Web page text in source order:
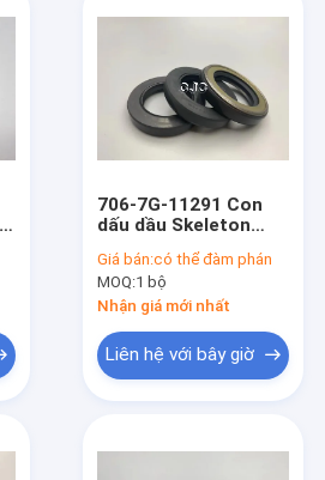
706-7G-11291 Con
dấu dầu Skeleton
liệu FKM cho
AP2388E
Giá bán:có thể đàm phán
MOQ:1 bộ
Nhận giá mới nhất
Liên hệ với bây giờ